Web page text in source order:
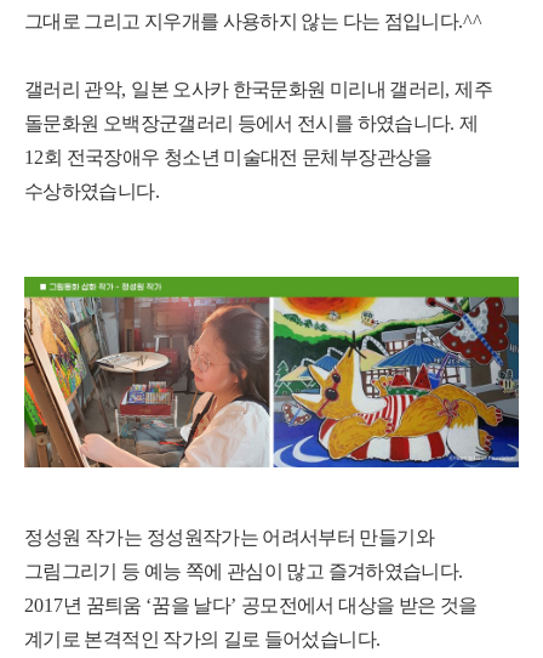
그대로 그리고 지우개를 사용하지 않는 다는 점입니다.^^
갤러리 관악, 일본 오사카 한국문화원 미리내 갤러리 ,제주
돌문화원 오백장군갤러리 등에서 전시를 하였습니다.제
12회 전국장애우 청소년 미술대전 문체부장관상을
수상하였습니다.
정성원 작가는 정성원작가는 어려서부터 만들기와
그림그리기 등 예능 쪽에 관심이 많고 즐겨하였습니다.
2017년 꿈틔움 ‘꿈을 날다’ 공모전에서 대상을 받은 것을
계기로 본격적인 작가의 길로 들어섰습니다.